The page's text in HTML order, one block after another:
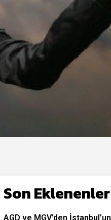
Son Eklenenler
AGD ve MGV’den İstanbul’un